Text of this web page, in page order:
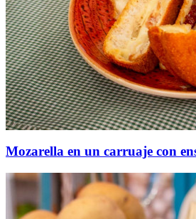
Mozarella en un carruaje con